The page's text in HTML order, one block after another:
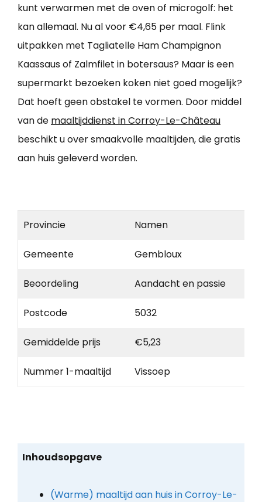
kunt verwarmen met de oven of microgolf: het
kan allemaal. Nu al voor €4,65 per maal. Flink
uitpakken met Tagliatelle Ham Champignon
Kaassaus of Zalmfilet in botersaus? Maar is een
supermarkt bezoeken koken niet goed mogelijk?
Dat hoeft geen obstakel te vormen. Door middel
van de maaltijddienst in Corroy-Le-Château
beschikt u over smaakvolle maaltijden, die gratis
aan huis geleverd worden.
Provincie Namen
Gemeente Gembloux
Beoordeling Aandacht en passie
Postcode 5032
Gemiddelde prijs €5,23
Nummer 1-maaltijd Vissoep
Inhoudsopgave
(Warme) maaltijd aan huis in Corroy-Le-